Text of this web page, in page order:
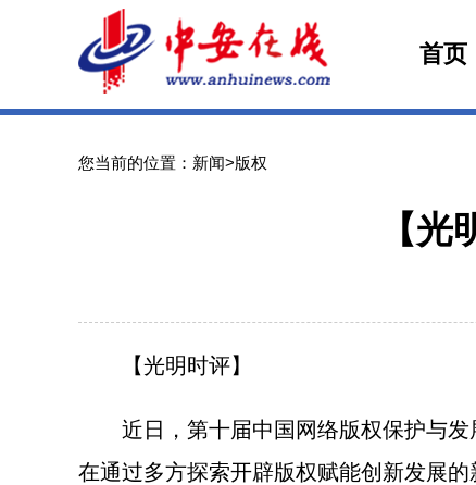
首页
您当前的位置：新闻>版权
【
【光明时评】
近日，第十届中国网络版权保护与发
在通过多方探索开辟版权赋能创新发展